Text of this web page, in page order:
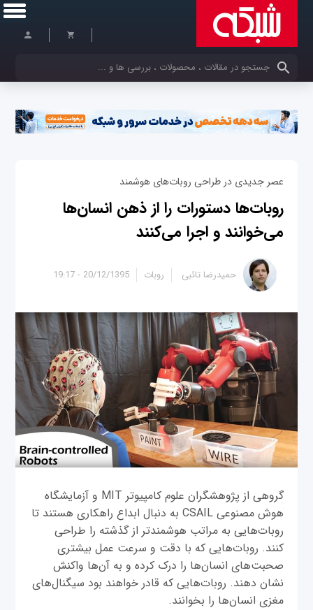
کلمات کلیدی خود را وارد کنید
عصر جدیدی در طراحی روبات‌‌های هوشمند
روبات‌ها دستورات را از ذهن انسان‌ها
می‌خوانند و اجرا می‌کنند
20/12/1395 - 19:17 حمیدرضا تائبی روبات
گروهی از پژوهشگران علوم کامپیوتر MIT و آزمایشگاه
هوش مصنوعی CSAIL به دنبال ابداع راهکاری هستند تا
روبات‌هایی به مراتب هوشمند‌تر از گذشته را طراحی
کنند. روبات‌هایی که با دقت و سرعت عمل بیشتری
صحبت‌های انسان‌ها را درک کرده و به آن‌ها واکنش
نشان دهند. روبات‌هایی که قادر خواهند بود سیگنال‌های
مغزی انسان‌ها را بخوانند.